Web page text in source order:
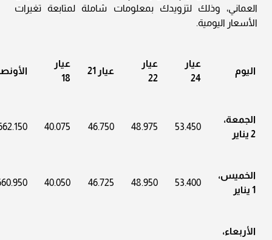
العماني، وذلك لتزويدك بمعلومات شاملة لمتابعة تغيرات
الأسعار اليومية.
اليوم
عيار
24
عيار
22
عيار 21
عيار
18
الجمعة،
2 يناير
53.450
48.975
46.750
40.075
الخميس،
1 يناير
53.400
48.950
46.725
40.050
الأربعاء،